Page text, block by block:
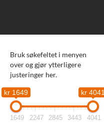
Bruk søkefeltet i menyen
over og gjør ytterligere
justeringer her.
kr 1649 kr 4041
1649 2247 2845 3443 4041